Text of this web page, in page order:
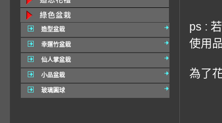
造型盆栽
幸運竹盆栽
仙人掌盆栽
小品盆栽
玻璃圓球
ps :
使用
為了